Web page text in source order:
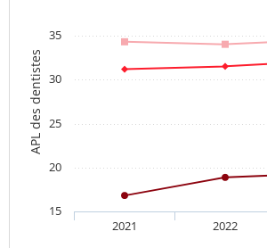
APL des dentistes
2021 2022
15
20
25
30
35